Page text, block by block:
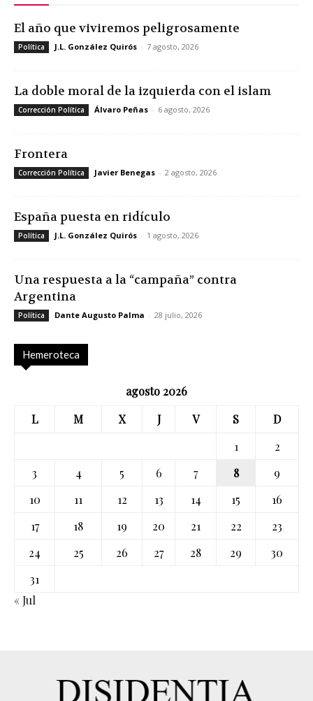
El año que viviremos peligrosamente
Política J.L. González Quirós - 7 agosto, 2026
La doble moral de la izquierda con el islam
Corrección Política Álvaro Peñas - 6 agosto, 2026
Frontera
Corrección Política Javier Benegas - 2 agosto, 2026
España puesta en ridículo
Política J.L. González Quirós - 1 agosto, 2026
Una respuesta a la “campaña” contra
Argentina
Política Dante Augusto Palma - 28 julio, 2026
Hemeroteca
agosto 2026
L
M X J V S
D
1
2
3
4 5 6 7 8
9
10
11 12 13 14 15
16
17
18 19 20 21 22
23
24
25 26 27 28 29
30
31
« Jul